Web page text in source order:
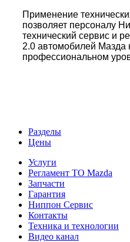
Применение
позволяет персоналу
технический сервис и
2.0 автомобилей Мазда
профессиональном
Разделы
Цены
Услуги
Регламент ТО Mazda
Запчасти
Гарантия
Ниппон Сервис
Контакты
Техника и технологии
Видео канал